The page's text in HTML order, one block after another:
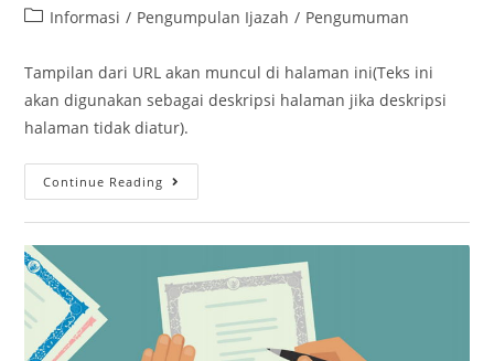
Informasi / Pengumpulan Ijazah / Pengumuman
Tampilan dari URL akan muncul di halaman ini(Teks ini
akan digunakan sebagai deskripsi halaman jika deskripsi
halaman tidak diatur).
Continue Reading